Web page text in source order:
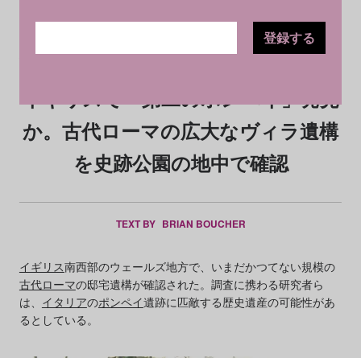
2026.01.16
イギリスで「第二のポンペイ」発見
か。古代ローマの広大なヴィラ遺構
を史跡公園の地中で確認
TEXT BY BRIAN BOUCHER
イギリス南西部のウェールズ地方で、いまだかつてない規模の
古代ローマの邸宅遺構が確認された。調査に携わる研究者ら
は、 イタリアのポンペイ遺跡に匹敵する歴史遺産の可能性があ
るとしている。
登録する